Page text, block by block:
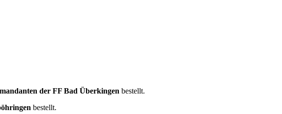
der FF Bad Überkingen bestellt.
bestellt.